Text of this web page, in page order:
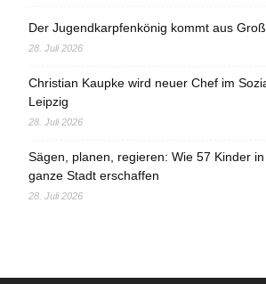
Der Jugendkarpfenkönig kommt aus
28. Juli 2026
Christian Kaupke wird neuer Chef im
Leipzig
28. Juli 2026
Sägen, planen, regieren: Wie 57 Kinder
ganze Stadt erschaffen
28. Juli 2026